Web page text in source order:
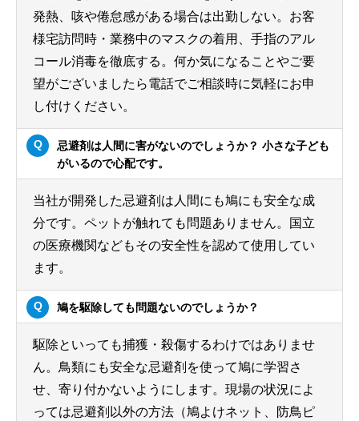
発熱、咳や倦怠感がある場合は出勤しない。お客
様宅訪問時・業務中のマスクの着用、手指のアル
コール消毒を徹底する。何か気になることやご要
望がございましたら電話でご相談時に気軽にお申
し付けください。
忌避剤は人間に害がないのでしょうか？ 小さな子ども
がいるので心配です。
当社が開発した忌避剤は人間にも鳩にも安全な成
分です。ペットが触れても問題ありません。国立
の医療機関などもその安全性を認めて使用してい
ます。
鳩を駆除しても問題ないのでしょうか？
駆除といっても捕獲・殺傷するわけではありませ
ん。鳥類にも安全な忌避剤を使って鳩に学習さ
せ、寄り付かないようにします。現場の状況によ
っては忌避剤以外の方法（鳩よけネット、防鳥ピ